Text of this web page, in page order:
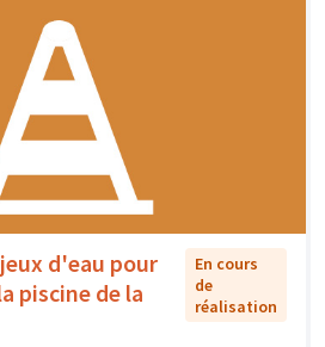
d'eau pour
piscine de la
En cours
de
réalisation